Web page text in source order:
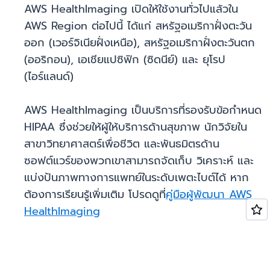
AWS HealthImaging เปิดให้ใช้งานทั่วไปแล้วใน
AWS Region ต่อไปนี้ ได้แก่ สหรัฐอเมริกาฝั่งตะวัน
ออก (เวอร์จิเนียฝั่งเหนือ), สหรัฐอเมริกาฝั่งตะวันตก
(ออริกอน), เอเชียแปซิฟิก (ซิดนีย์) และ ยุโรป
(ไอร์แลนด์)
AWS HealthImaging เป็นบริการที่รองรับข้อกำหนด
HIPAA ซึ่งช่วยให้ผู้ให้บริการด้านสุขภาพ นักวิจัยใน
สาขาวิทยาศาสตร์เพื่อชีวิต และพันธมิตรด้าน
ซอฟต์แวร์ของพวกเขาสามารถจัดเก็บ วิเคราะห์ และ
แบ่งปันภาพทางการแพทย์ในระดับเพตะไบต์ได้ หาก
ต้องการเรียนรู้เพิ่มเติม โปรดดูที่คู่มือผู้พัฒนา AWS
HealthImaging